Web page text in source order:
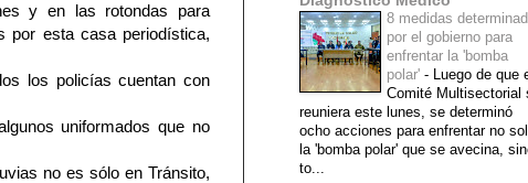
y en las rotondas para
por esta casa periodística,
los policías cuentan con
uniformados que no
no es sólo en Tránsito,
8 medidas
por el gobierno para
enfrentar la 'bomba
polar' - Luego de que
Comité Multisectorial
reuniera este lunes, se determinó
ocho acciones para enfrentar no
la 'bomba polar' que se avecina,
to...